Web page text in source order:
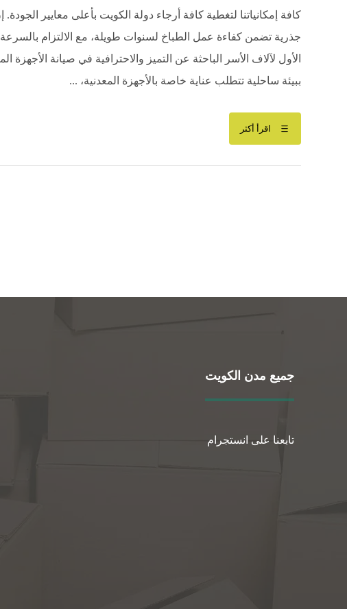
كافة إمكانياتنا لتغطية كافة أرجاء دولة الكويت بأعلى معايير
جذرية تضمن كفاءة عمل الطباخ لسنوات طويلة، مع الالتزام بالسرعة
الأول لآلاف الأسر الباحثة عن التميز والاحترافية في صيانة
ببيئة ساحلية تتطلب عناية خاصة بالأجهزة المعدنية، ...
اقرأ أكثر
جميع مدن الكويت
تابعنا على انستجرام